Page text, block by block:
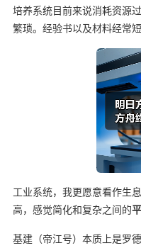
培养系统目前来说消耗资源
繁琐。经验书以及材料经常短
工业系统，我更愿意看作生
高，感觉简化和复杂之间的
基建（帝江号）本质上是罗